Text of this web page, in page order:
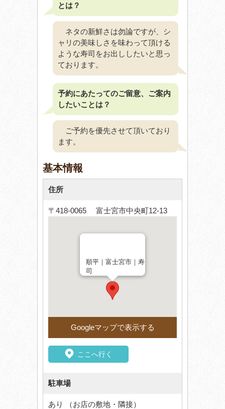
とは？
ネタの新鮮さは勿論ですが、シ
ャリの美味しさを味わって頂ける
ような寿司をお出ししたいと思っ
ております。
予約にあたってのご留意、ご案内
したいことは？
ご予約を優先させて頂いており
ます。
基本情報
住所
〒418-0065 富士宮市中央町12-13
順平｜富士宮市｜寿
司
Googleマップで表示する
ここへ行く
駐車場
あり （お店の敷地・隣接）